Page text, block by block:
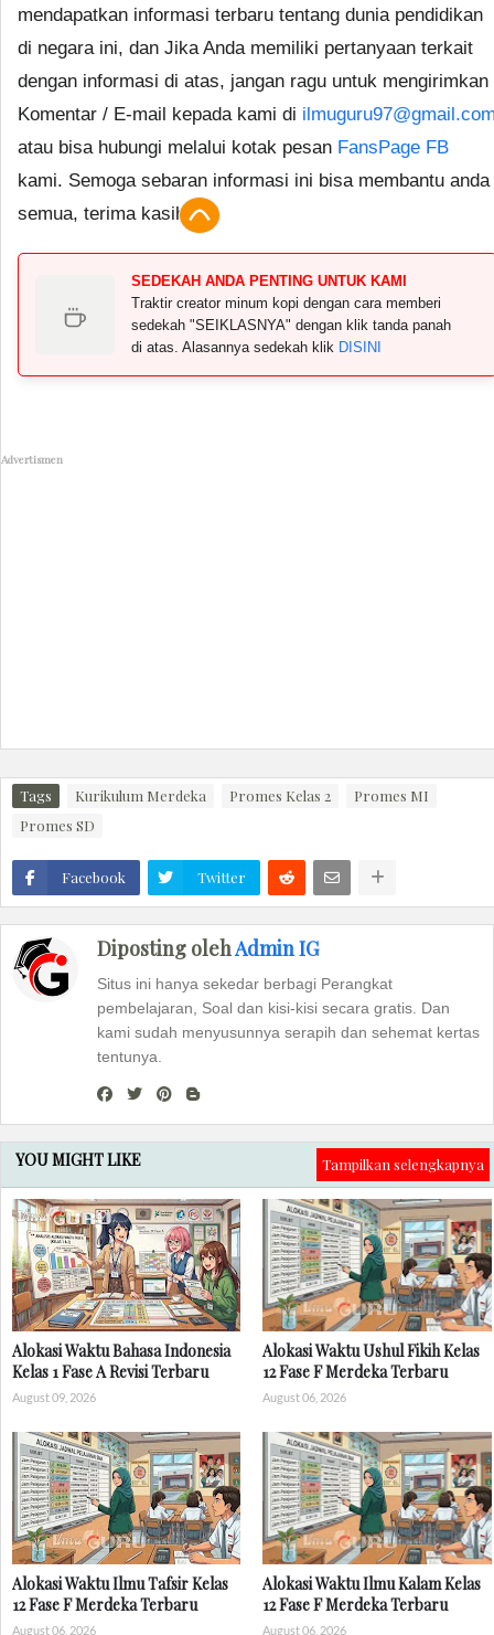
mendapatkan informasi terbaru tentang dunia pendidikan
di negara ini, dan Jika Anda memiliki pertanyaan terkait
dengan informasi di atas, jangan ragu untuk mengirimkan
Komentar / E-mail kepada kami di
atau bisa hubungi melalui kotak pesan FansPage FB
kami. Semoga sebaran informasi ini bisa membantu anda
semua, terima kasih.
SEDEKAH ANDA PENTING UNTUK KAMI
Traktir creator minum kopi dengan cara memberi
sedekah "SEIKLASNYA" dengan klik tanda panah
di atas. Alasannya sedekah klik DISINI
Advertismen
Tags Kurikulum Merdeka Promes Kelas 2
Promes MI
Promes SD
Facebook Twitter
Diposting olehAdmin IG
Situs ini hanya sekedar berbagi Perangkat
pembelajaran, Soal dan kisi-kisi secara gratis. Dan
kami sudah menyusunnya serapih dan sehemat kertas
tentunya.
YOU MIGHT LIKE Tampilkan selengkapnya
Alokasi Waktu Bahasa Indonesia
Kelas 1 Fase A Revisi Terbaru
August 09, 2026
Alokasi Waktu Ushul Fikih Kelas
12 Fase F Merdeka Terbaru
August 06, 2026
Alokasi Waktu Ilmu Tafsir Kelas
12 Fase F Merdeka Terbaru
August 06, 2026
Alokasi Waktu Ilmu Kalam Kelas
12 Fase F Merdeka Terbaru
August 06, 2026